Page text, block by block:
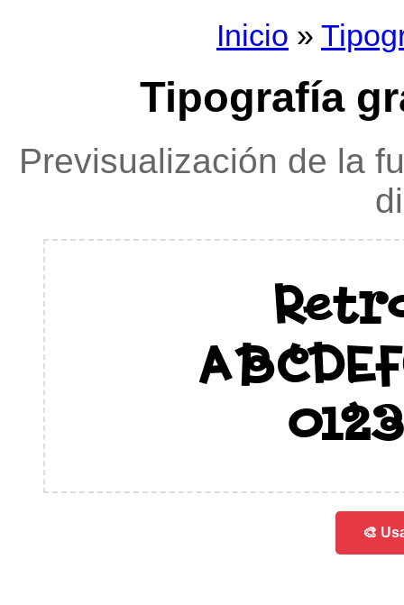
Inicio »
Tipografía
Previsualización de la
🎨